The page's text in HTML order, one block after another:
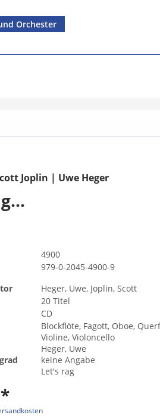
Orchester
Joplin | Uwe Heger
4900
979-0-2045-4900-9
Heger, Uwe, Joplin, Scott
20 Titel
CD
Blockflöte, Fagott, Oboe,
Violine, Violoncello
Heger, Uwe
keine Angabe
Let's rag